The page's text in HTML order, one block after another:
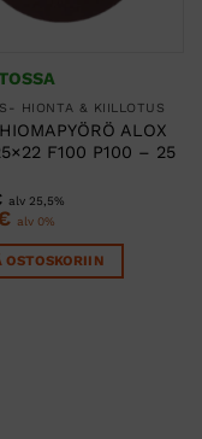
HIONTA & KIILLOTUS
ALOX
F100 P100 – 25
alv 25,5%
alv 0%
OSTOSKORIIN